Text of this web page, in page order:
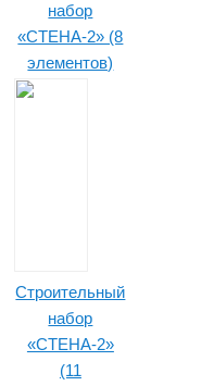
набор
«СТЕНА-2» (8
элементов)
Строительный
набор
«СТЕНА-2»
(11